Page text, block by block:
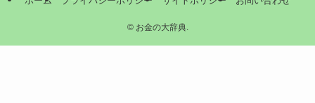
©お金の大辞典.